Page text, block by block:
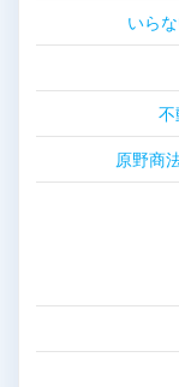
いら
原野商